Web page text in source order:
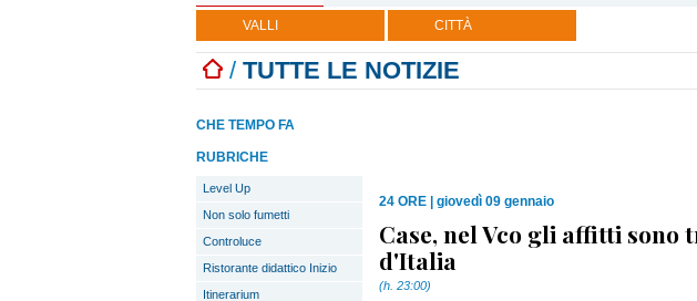
VALLI CITTÀ
/ TUTTE LE NOTIZIE
CHE TEMPO FA
RUBRICHE
Level Up
Non solo fumetti
Controluce
Ristorante didattico Inizio
Itinerarium
24 ORE giovedì 09 gennaio
Case, nel Vco gli affitti sono
d'Italia
(h. 23:00)